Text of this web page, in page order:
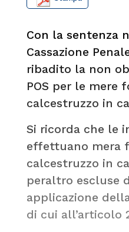
Con la sentenza
Cassazione
ribadito la non
POS per le mere
calcestruzzo in
Si ricorda che le
effettuano mera
calcestruzzo in
peraltro escluse
applicazione
di cui all’articolo